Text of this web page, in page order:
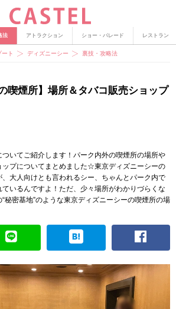
法 アトラクション ショー・パレード レストラン
ト ディズニーシー 裏技・攻略法
喫煙所】場所＆タバコ販売ショップ
いてご紹介します！パーク内外の喫煙所の場所や
ップについてまとめました☆東京ディズニーシーの
大人向けとも言われるシー、ちゃんとパーク内で
いるんですよ！ただ、少々場所がわかりづらくな
秘密基地”のような東京ディズニーシーの喫煙所の場